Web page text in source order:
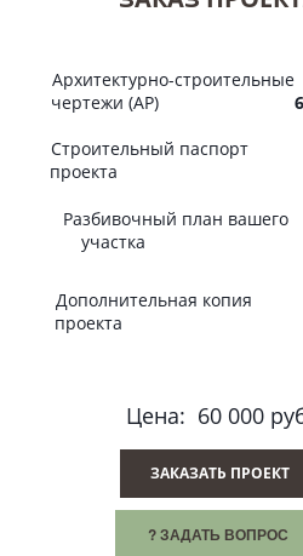
Архитектурно-
чертежи (АР)
Строительный
проекта 5 000
Разбивочный план
участка 7
Дополнительная
проекта 5
Цена: 60 000
ЗАКАЗАТЬ ПРОЕКТ
? ЗАДАТЬ ВОПРОС